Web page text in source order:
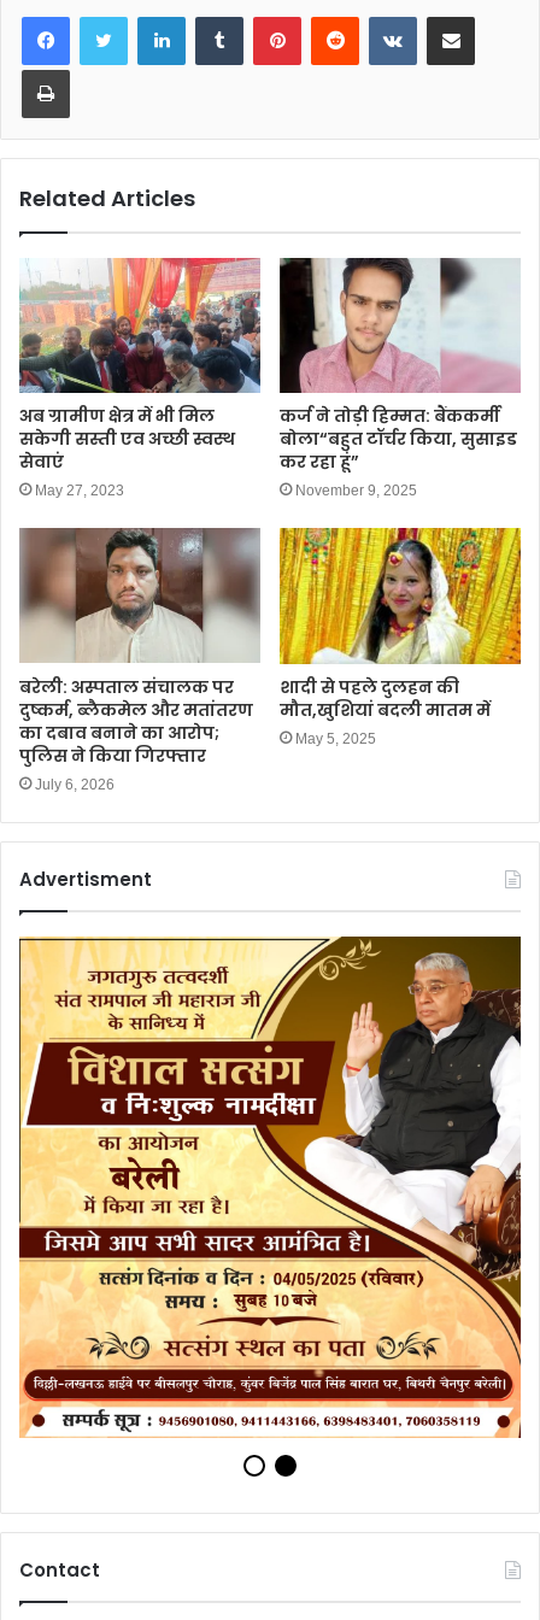
e
b
o
o
k
er
s
A
p
e
LinkedInTumblr PinterestReddit VKontakteShare via Email
Print
Related Articles
अब ग्रामीण क्षेत्र में भी मिल
सकेगी सस्ती एव अच्छी स्वस्थ
सेवाएं
May 27, 2023
कर्ज ने तोड़ी हिम्मत: बैंककर्मी
बोला“बहुत टॉर्चर किया, सुसाइड
कर रहा हूं”
November 9, 2025
बरेली: अस्पताल संचालक पर
दुष्कर्म, ब्लैकमेल और मतांतरण
का दबाव बनाने का आरोप;
पुलिस ने किया गिरफ्तार
July 6, 2026
शादी से पहले दुलहन की
मौत,खुशियां बदली मातम में
May 5, 2025
Advertisment
Contact